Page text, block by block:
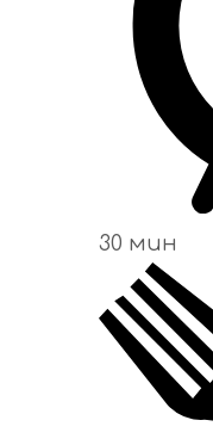
30 мин